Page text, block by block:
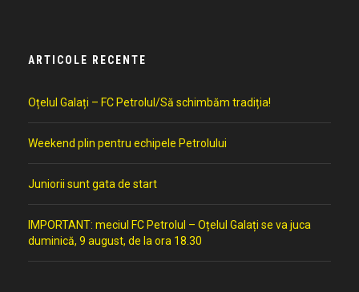
ARTICOLE RECENTE
Oțelul Galați – FC Petrolul/Să schimbăm tradiția!
Weekend plin pentru echipele Petrolului
Juniorii sunt gata de start
IMPORTANT: meciul FC Petrolul – Oțelul Galați se va juca
duminică, 9 august, de la ora 18.30